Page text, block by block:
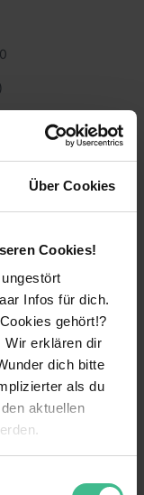
Über Cookies
Cookies!
Infos für dich.
gehört!?
Wir erklären dir
dich bitte
als du
aktuellen
deinen
C1)
gestellt